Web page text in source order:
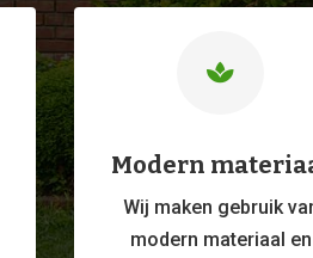

Modern
Wij maken gebruik
modern materiaal en